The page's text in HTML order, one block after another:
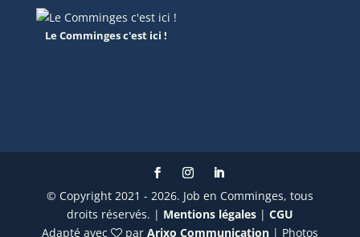
Le Comminges c'est ici !
© Copyright 2021 - 2026. Job en Comminges, tous
droits réservés. | Mentions légales| CGU
Adapté avec
par Arixo Communication| Photos